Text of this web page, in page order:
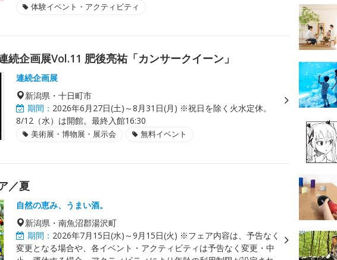
体験イベント・アクティビティ
続企画展Vol.11 肥後亮祐「カンサークイーン」
連続企画展
新潟県・十日町市
期間： 2026年6月27日(土)～8月31日(月) ※祝日を除く火水定休。
8/12（水）は開館。最終入館16:30
美術展・博物展・展示会 無料イベント
／夏
自然の恵み、うまい酒。
新潟県・南魚沼郡湯沢町
期間： 2026年7月15日(水)～9月15日(火) ※フェア内容は、予告なく
変更となる場合や、各イベント・アクティビティは予告なく変更・中